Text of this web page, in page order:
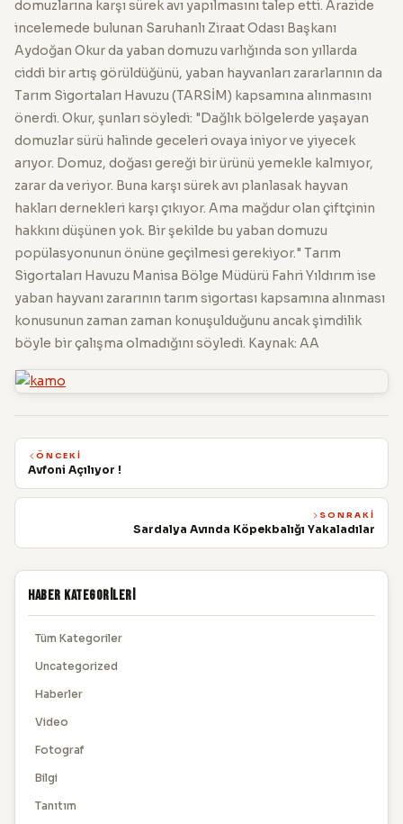
domuzlarına karşı sürek avı yapılmasını talep etti. Arazide
incelemede bulunan Saruhanlı Ziraat Odası Başkanı
Aydoğan Okur da yaban domuzu varlığında son yıllarda
ciddi bir artış görüldüğünü, yaban hayvanları zararlarının da
Tarım Sigortaları Havuzu (TARSİM) kapsamına alınmasını
önerdi. Okur, şunları söyledi: "Dağlık bölgelerde yaşayan
domuzlar sürü halinde geceleri ovaya iniyor ve yiyecek
arıyor. Domuz, doğası gereği bir ürünü yemekle kalmıyor,
zarar da veriyor. Buna karşı sürek avı planlasak hayvan
hakları dernekleri karşı çıkıyor. Ama mağdur olan çiftçinin
hakkını düşünen yok. Bir şekilde bu yaban domuzu
popülasyonunun önüne geçilmesi gerekiyor." Tarım
Sigortaları Havuzu Manisa Bölge Müdürü Fahri Yıldırım ise
yaban hayvanı zararının tarım sigortası kapsamına alınması
konusunun zaman zaman konuşulduğunu ancak şimdilik
böyle bir çalışma olmadığını söyledi. Kaynak: AA
ÖNCEKI
Avfoni Açılıyor !
SONRAKI
Sardalya Avında Köpekbalığı Yakaladılar
Haber Kategorileri
Tüm Kategoriler
Uncategorized
Haberler
Video
Fotograf
Bilgi
Tanıtım